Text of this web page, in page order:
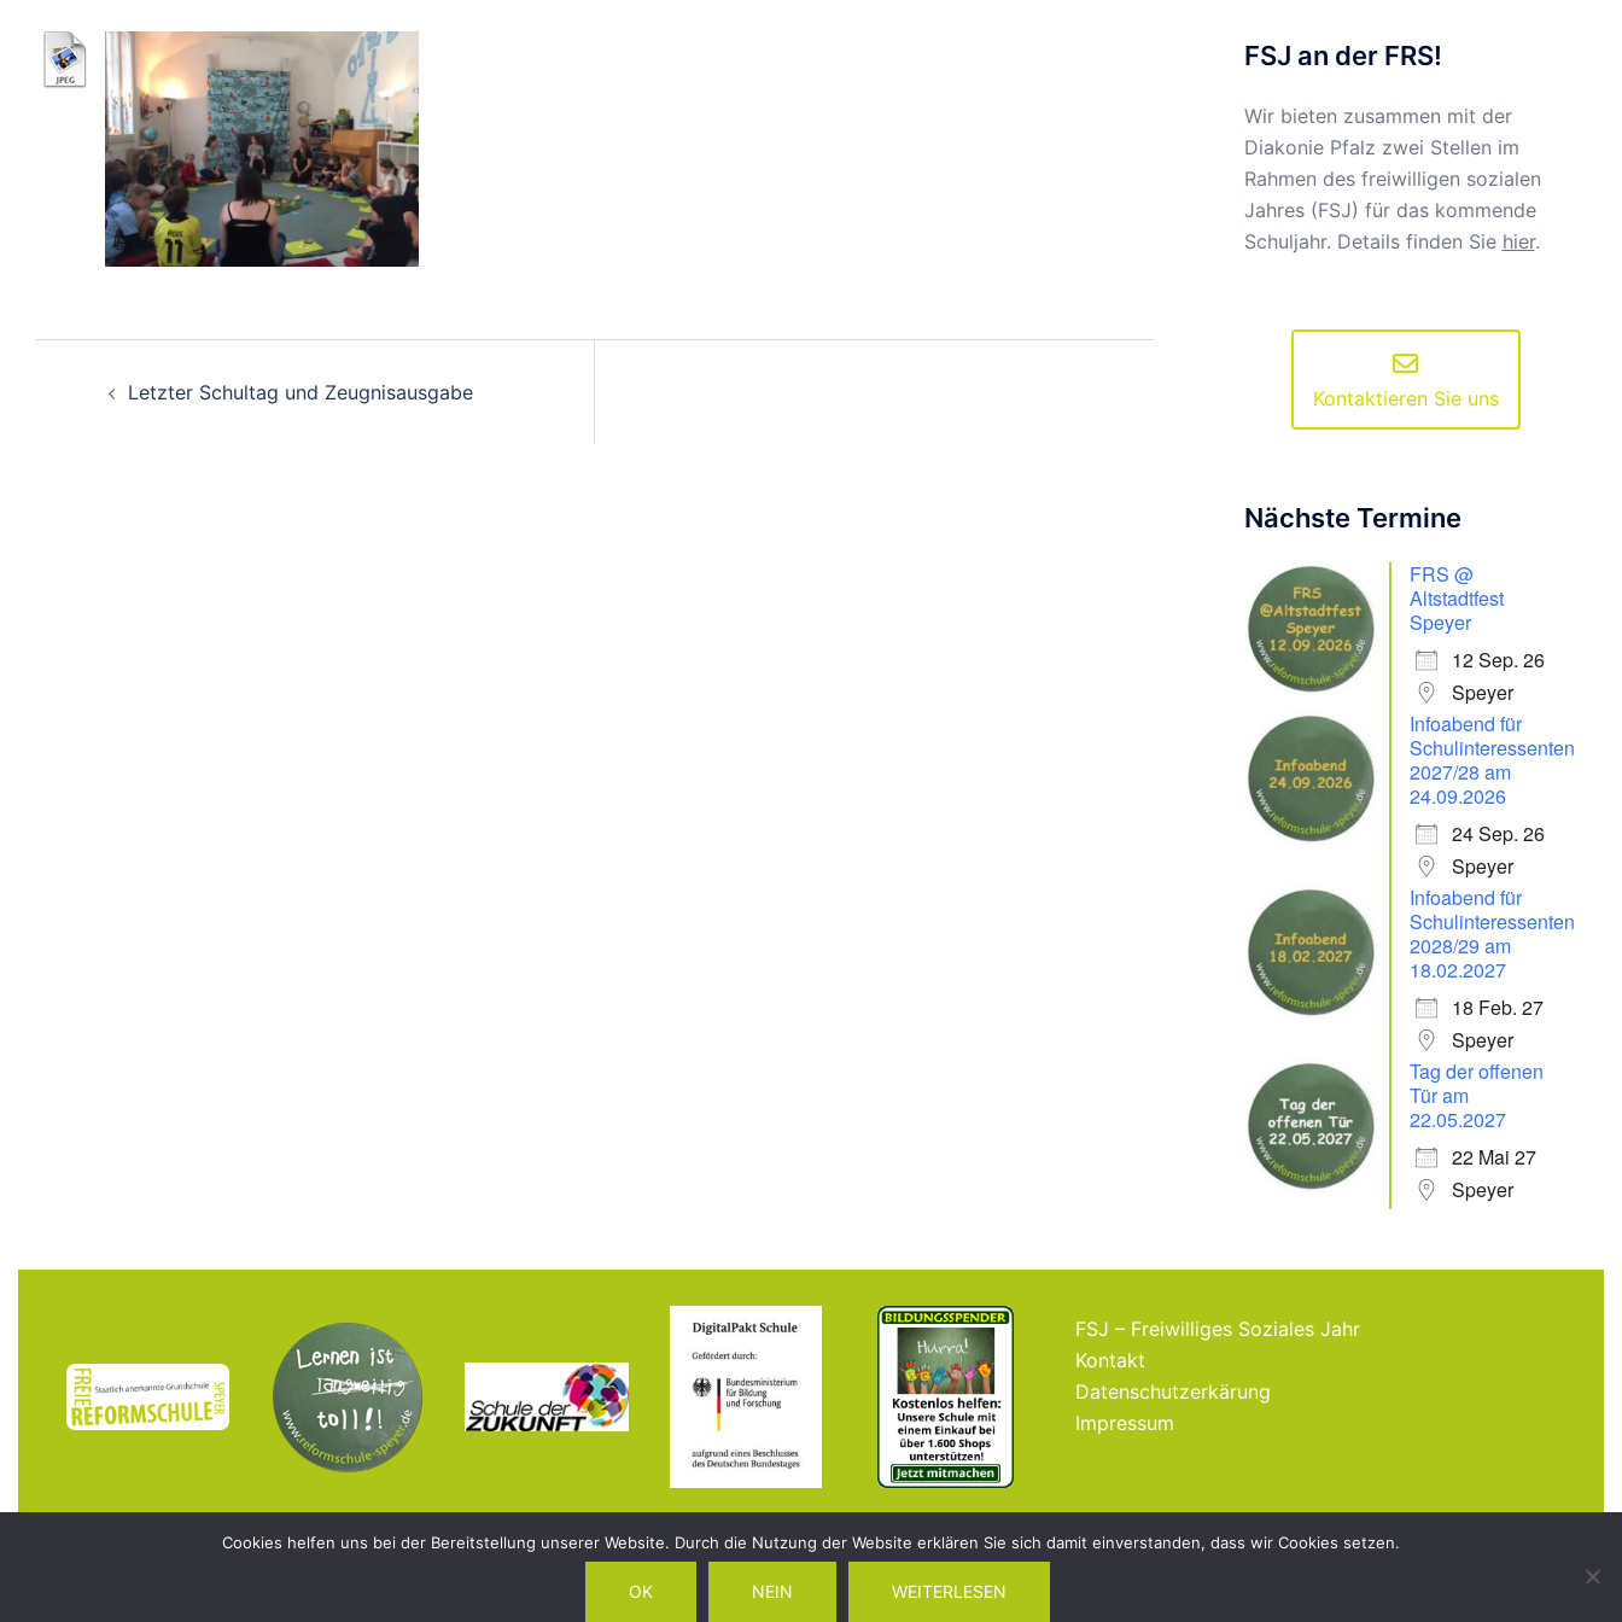
Letzter Schultag und Zeugnisausgabe
FSJ an der FRS!
Wir bieten zusammen mit der
Diakonie Pfalz zwei Stellen im
Rahmen des freiwilligen sozialen
Jahres (FSJ) für das kommende
Schuljahr. Details finden Sie hier.
Kontaktieren Sie uns
Nächste Termine
FRS @
Altstadtfest
Speyer
12 Sep. 26
Speyer
Infoabend für
Schulinteressenten
2027/28 am
24.09.2026
24 Sep. 26
Speyer
Infoabend für
Schulinteressenten
2028/29 am
18.02.2027
18 Feb. 27
Speyer
Tag der offenen
Tür am
22.05.2027
22 Mai 27
Speyer
FSJ – Freiwilliges Soziales Jahr
Kontakt
Datenschutzerkärung
Impressum
Cookies helfen uns bei der Bereitstellung unserer Website. Durch die Nutzung der Website erklären Sie sich damit einverstanden, dass wir Cookies setzen.
OK NEIN WEITERLESEN